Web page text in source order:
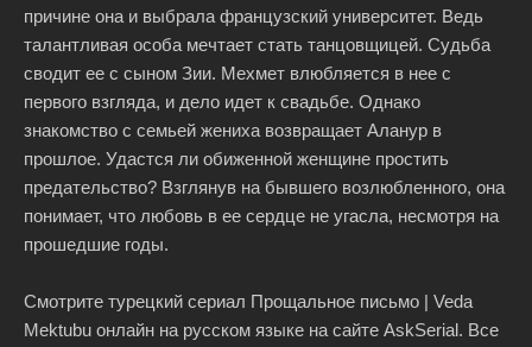
причине она и выбрала французский университет. Ведь
талантливая особа мечтает стать танцовщицей. Судьба
сводит ее с сыном Зии. Мехмет влюбляется в нее с
первого взгляда, и дело идет к свадьбе. Однако
знакомство с семьей жениха возвращает Аланур в
прошлое. Удастся ли обиженной женщине простить
предательство? Взглянув на бывшего возлюбленного, она
понимает, что любовь в ее сердце не угасла, несмотря на
прошедшие годы.
Смотрите турецкий сериал Прощальное письмо | Veda
Mektubu онлайн на русском языке на сайте AskSerial. Все